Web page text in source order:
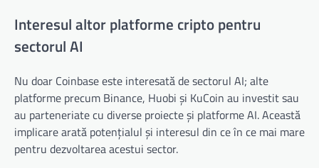
Interesul altor platforme cripto pentru
sectorul AI
Nu doar Coinbase este interesată de sectorul AI; alte
platforme precum Binance, Huobi și KuCoin au investit sau
au parteneriate cu diverse proiecte și platforme AI. Această
implicare arată potențialul și interesul din ce în ce mai mare
pentru dezvoltarea acestui sector.